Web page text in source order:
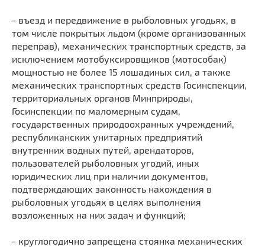
- въезд и передвижение в рыболовных угодьях, в
том числе покрытых льдом (кроме организованных
переправ), механических транспортных средств, за
исключением мотобуксировщиков (мотособак)
мощностью не более 15 лошадиных сил, а также
механических транспортных средств Госинспекции,
территориальных органов Минприроды,
Госинспекции по маломерным судам,
государственных природоохранных учреждений,
республиканских унитарных предприятий
внутренних водных путей, арендаторов,
пользователей рыболовных угодий, иных
юридических лиц при наличии документов,
подтверждающих законность нахождения в
рыболовных угодьях в целях выполнения
возложенных на них задач и функций;
- круглогодично запрещена стоянка механических